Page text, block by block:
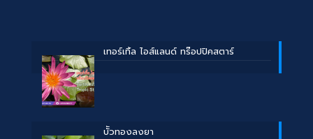
เทอร์เทิ้ล ไอส์แลนด์ ทร๊อปปิคสตาร์
บััวทองลงยา